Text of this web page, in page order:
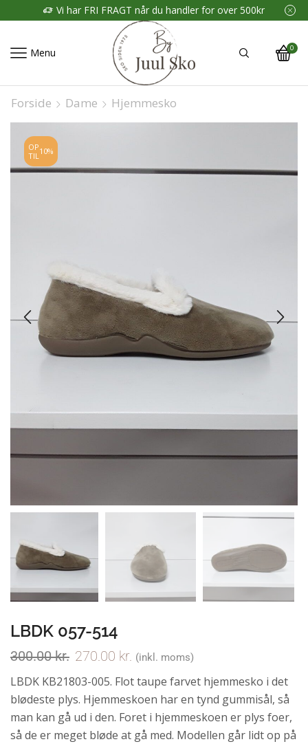
Vi har FRI FRAGT når du handler for over 500kr
Menu 0
Forside Dame Hjemmesko
OP
TIL 10%
LBDK 057-514
300.00kr. 270.00 kr. (inkl. moms)
LBDK KB21803-005. Flot taupe farvet hjemmesko i det
blødeste plys. Hjemmeskoen har en tynd gummisål, så
man kan gå ud i den. Foret i hjemmeskoen er plys foer,
så de er meget bløde at gå med. Modellen går lidt op på